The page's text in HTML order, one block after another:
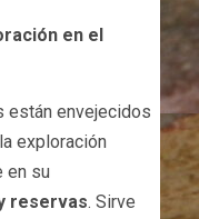
en el
están envejecidos
exploración
en su
reservas. Sirve